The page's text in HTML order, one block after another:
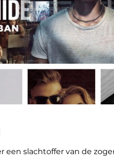
slachtoffer van de